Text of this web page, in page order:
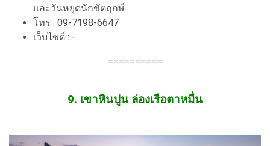
และวันหยุดนักขัตฤกษ์
โทร : 09-7198-6647
เว็บไซต์ : -
==========
9. เขาหินปูน ล่องเรือตาหมื่น